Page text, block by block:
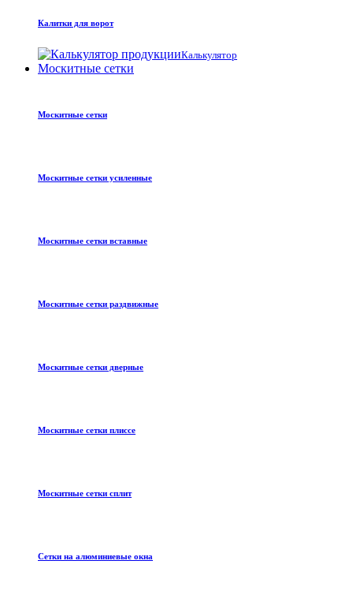
Калитки для ворот
Калькулятор
Москитные сетки
Москитные сетки
Москитные сетки усиленные
Москитные сетки вставные
Москитные сетки раздвижные
Москитные сетки дверные
Москитные сетки плиссе
Москитные сетки сплит
Сетки на алюминиевые окна